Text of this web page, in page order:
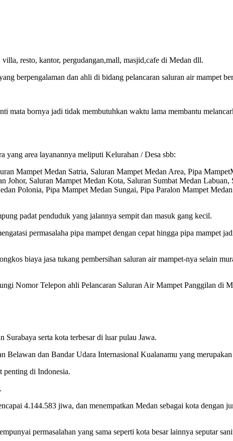
resto, kantor, pergudangan,mall, masjid,cafe di Medan dll.
berpengalaman dan ahli di bidang pelancaran saluran air mampet
mata bornya jadi tidak membutuhkan waktu lama membantu
yang area layanannya meliputi Kelurahan / Desa sbb:
Mampet Medan Satria, Saluran Mampet Medan Area, Pipa
Saluran Mampet Medan Kota, Saluran Sumbat Medan
Polonia, Pipa Mampet Medan Sungai, Pipa Paralon Mampet
padat penduduk yang jalannya sempit dan masuk gang kecil.
permasalaha pipa mampet dengan cepat hingga pipa mampet
biaya jasa tukang pembersihan saluran air mampet-nya selain
Nomor Telepon ahli Pelancaran Saluran Air Mampet Panggilan di
Surabaya serta kota terbesar di luar pulau Jawa.
dan Bandar Udara Internasional Kualanamu yang
penting di Indonesia.
4.144.583 jiwa, dan menempatkan Medan sebagai kota dengan
permasalahan yang sama seperti kota besar lainnya seputar